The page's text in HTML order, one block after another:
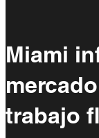
Miami
trabajo